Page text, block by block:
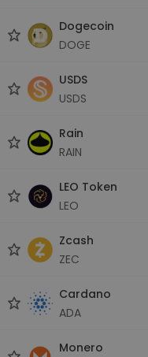
Dogecoin
DOGE
USDS
USDS
Rain
RAIN
LEO Token
LEO
Zcash
ZEC
Cardano
ADA
Monero